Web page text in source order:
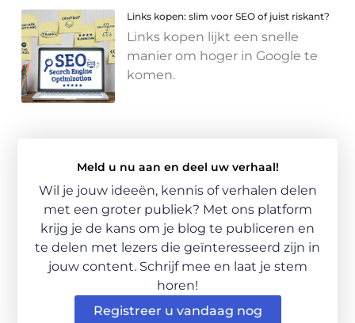
Links kopen: slim voor SEO of juist riskant?
Links kopen lijkt een snelle
manier om hoger in Google te
komen.
Meld u nu aan en deel uw verhaal!
Wil je jouw ideeën, kennis of verhalen delen
met een groter publiek? Met ons platform
krijg je de kans om je blog te publiceren en
te delen met lezers die geïnteresseerd zijn in
jouw content. Schrijf mee en laat je stem
horen!
Registreer u vandaag nog